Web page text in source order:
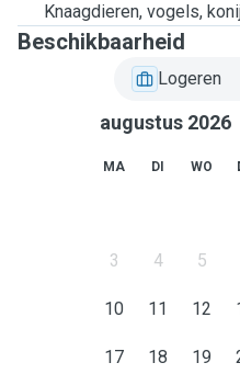
Knaagdieren, vogels,
Beschikbaarheid
Logeren
augustus 2026
MA DI WO
3 4 5
10 11 12
17 18 19